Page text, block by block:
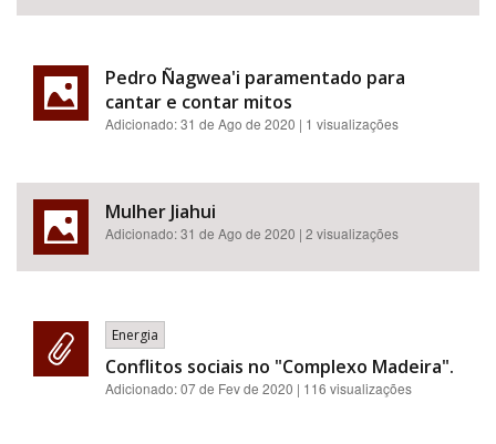
Pedro Ñagwea'i paramentado para
cantar e contar mitos
Adicionado:31 de Ago de 2020 | 1 visualizações
Mulher Jiahui
Adicionado:31 de Ago de 2020 | 2 visualizações
Energia
Conflitos sociais no "Complexo Madeira".
Adicionado:07 de Fev de 2020 | 116 visualizações